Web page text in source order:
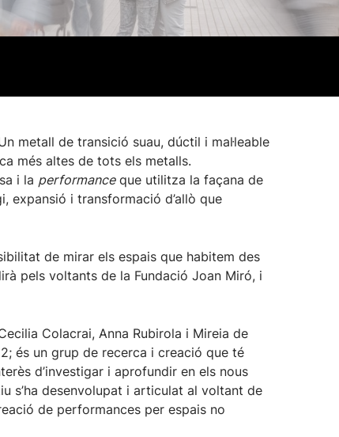
metall de transició suau, dúctil i mal·leable
més altes de tots els metalls.
i la performanceque utilitza la façana de
expansió i transformació d’allò que
de mirar els espais que habitem des
pels voltants de la Fundació Joan Miró, i
Colacrai, Anna Rubirola i Mireia de
és un grup de recerca i creació que té
d’investigar i aprofundir en els nous
s’ha desenvolupat i articulat al voltant de
de performances per espais no